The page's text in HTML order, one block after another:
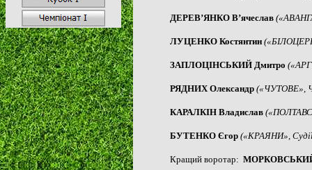
ДЕРЕВ’ЯНКО В’ячеслав
ЛУЦЕНКО Костянтин
ЗАПЛОЦІНСЬКИЙ Дмитро
РЯДНИХ Олександр («ЧУТОВЕ»,
КАРАЛКІН Владислав
БУТЕНКО Єгор («КРАЯНИ»,
Кращий воротар: МОРКОВСЬКИЙ